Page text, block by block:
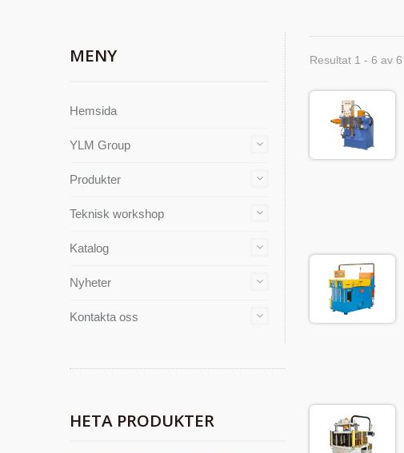
MENY
Hemsida
YLM Group
Produkter
Teknisk workshop
Katalog
Nyheter
Kontakta oss
HETA PRODUKTER
Resultat 1 - 6 av 6